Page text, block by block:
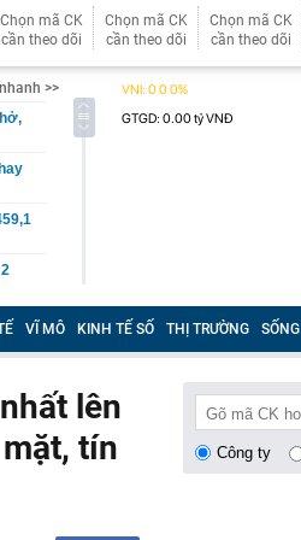
Chọn mã CK
cần theo dõi
Chọn mã CK
cần theo dõi
Chọn mã CK
cần theo dõi
>>
VĨ MÔ KINH TẾ SỐ THỊ TRƯỜNG SỐNG
lên
tín
Công ty